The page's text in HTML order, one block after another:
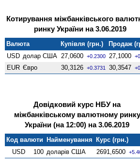
Котирування міжбанківського
ринку України на 3.06.2019
Валюта Купівля (грн.)
Продаж
USD долар США 27,0600 +0.2300 27,1000
EUR Євро 30,3126 +0.3731 30,3547
Довідковий курс НБУ на
міжбанківському валютному ринку
України (на 12:00) на 3.06.2019
Код валюти Найменування Курс (грн.)
USD
100 доларів США 2691,6500